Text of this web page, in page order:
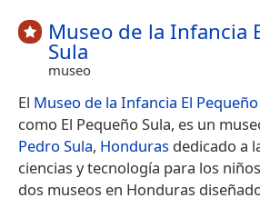
Museo de la Infancia
Sula
museo
El Museo de la Infancia El Pequeño
como El Pequeño Sula, es un
Pedro Sula, Honduras dedicado a
ciencias y tecnología para los
dos museos en Honduras